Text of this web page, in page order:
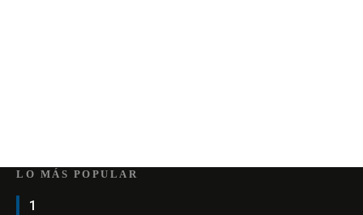
LO MÁS POPULAR
1